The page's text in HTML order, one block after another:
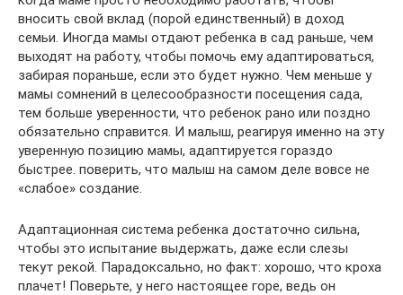
вносить свой вклад (порой единственный) в доход
семьи. Иногда мамы отдают ребенка в сад раньше, чем
выходят на работу, чтобы помочь ему адаптироваться,
забирая пораньше, если это будет нужно. Чем меньше у
мамы сомнений в целесообразности посещения сада,
тем больше уверенности, что ребенок рано или поздно
обязательно справится. И малыш, реагируя именно на эту
уверенную позицию мамы, адаптируется гораздо
быстрее. поверить, что малыш на самом деле вовсе не
«слабое» создание.
Адаптационная система ребенка достаточно сильна,
чтобы это испытание выдержать, даже если слезы
текут рекой. Парадоксально, но факт: хорошо, что кроха
плачет! Поверьте, у него настоящее горе, ведь он